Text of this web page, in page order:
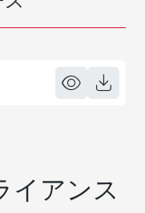
イアンス